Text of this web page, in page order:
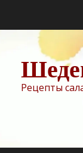
содержимому
Рецепты